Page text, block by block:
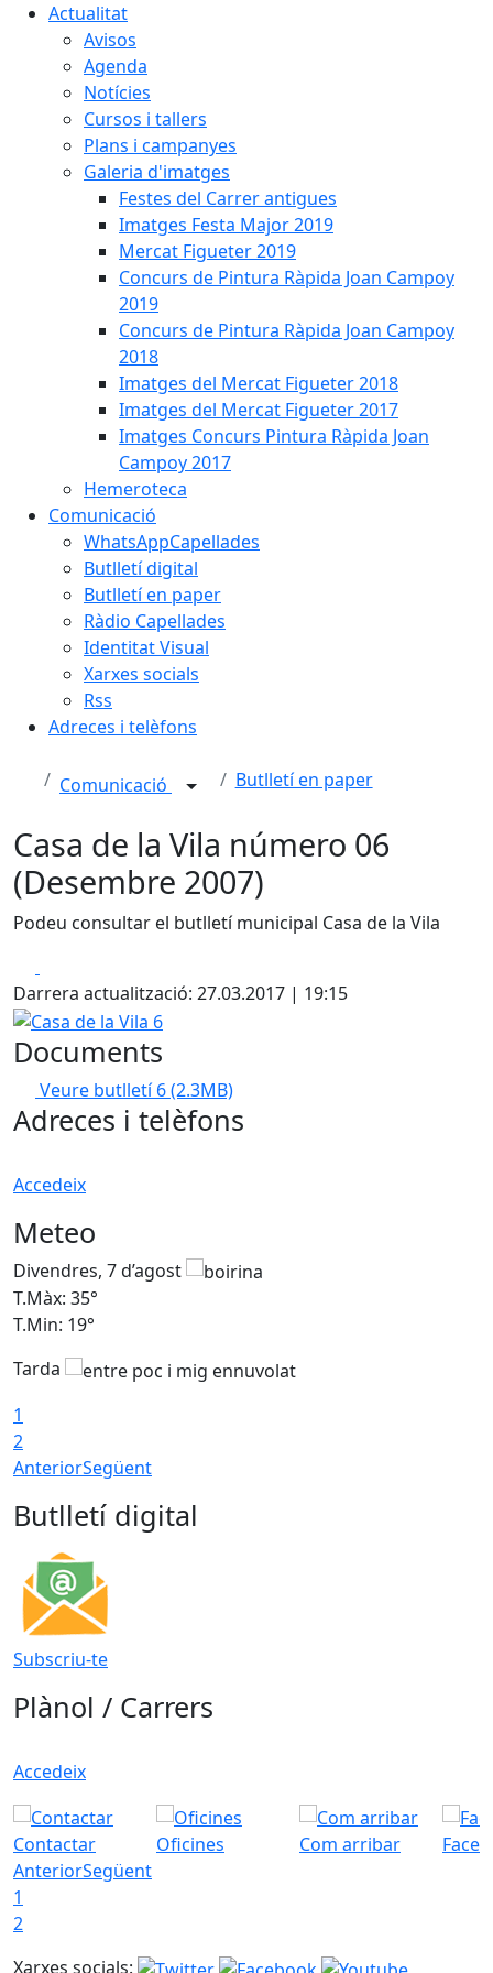
Actualitat
Avisos
Agenda
Notícies
Cursos i tallers
Plans i campanyes
Galeria d'imatges
Festes del Carrer antigues
Imatges Festa Major 2019
Mercat Figueter 2019
Concurs de Pintura Ràpida Joan Campoy
2019
Concurs de Pintura Ràpida Joan Campoy
2018
Imatges del Mercat Figueter 2018
Imatges del Mercat Figueter 2017
Imatges Concurs Pintura Ràpida Joan
Campoy 2017
Hemeroteca
Comunicació
WhatsAppCapellades
Butlletí digital
Butlletí en paper
Ràdio Capellades
Identitat Visual
Xarxes socials
Rss
Adreces i telèfons
Comunicació Butlletí en paper
Casa de la Vila número 06
(Desembre 2007)
Podeu consultar el butlletí municipal Casa de la Vila
Darrera actualització: 27.03.2017 | 19:15
Casa de la Vila 6
Documents
Veure butlletí 6(2.3MB)
Adreces i telèfons
Accedeix
Meteo
Divendres, 7 d’agost
T.Màx: 35°
T.Min: 19°
Tarda
1
2
AnteriorSegüent
Butlletí digital
Subscriu-te
Plànol / Carrers
Accedeix
Contactar Oficines Com arribar
AnteriorSegüent
1
2
Xarxes socials: